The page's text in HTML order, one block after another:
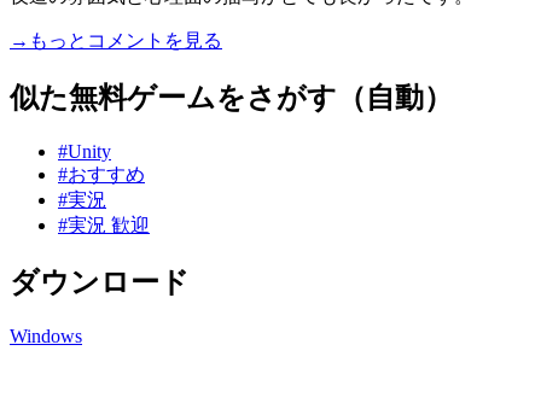
→もっとコメントを見る
似た無料ゲームをさがす（自動）
#Unity
#おすすめ
#実況
#実況 歓迎
ダウンロード
Windows